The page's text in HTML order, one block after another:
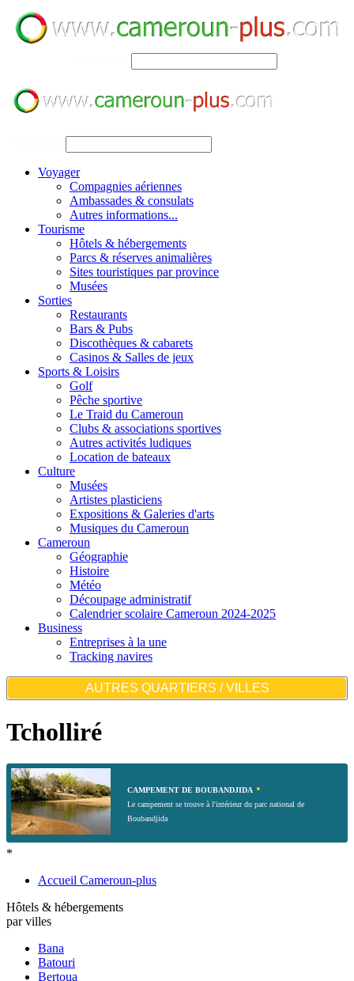
Voyager
Compagnies aériennes
Ambassades & consulats
Autres informations...
Tourisme
Hôtels & hébergements
Parcs & réserves animalières
Sites touristiques par province
Musées
Sorties
Restaurants
Bars & Pubs
Discothèques & cabarets
Casinos & Salles de jeux
Sports & Loisirs
Golf
Pêche sportive
Le Traid du Cameroun
Clubs & associations sportives
Autres activités ludiques
Location de bateaux
Culture
Musées
Artistes plasticiens
Expositions & Galeries d'arts
Musiques du Cameroun
Cameroun
Géographie
Histoire
Météo
Découpage administratif
Calendrier scolaire Cameroun 2024-2025
Business
Entreprises à la une
Tracking navires
AUTRES QUARTIERS / VILLES
Tcholliré
CAMPEMENT DE BOUBANDJIDA •
Le campement se trouve à l'intérieur du parc national de
Boubandjida
*
Accueil Cameroun-plus
Hôtels & hébergements
par villes
Bana
Batouri
Bertoua